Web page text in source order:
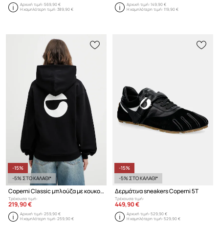
Αρχική τιμή:569,90 €
Η χαμηλότερη τιμή:389,90 €
Αρχική τιμή:149,90 €
Η χαμηλότερη τιμή:119,90 €
-15%
-5% ΣΤΟ ΚΑΛΑΘΙ*
Coperni Classic μπλούζα με κουκούλα με βαμβάκι Γυναικεία
Τρέχουσα τιμή:
219,90 €
Αρχική τιμή:259,90 €
Η χαμηλότερη τιμή:259,90 €
-15%
-5% ΣΤΟ ΚΑΛΑΘΙ*
Δερμάτινα sneakers Coperni 5T
Τρέχουσα τιμή:
449,90 €
Αρχική τιμή:529,90 €
Η χαμηλότερη τιμή:529,90 €